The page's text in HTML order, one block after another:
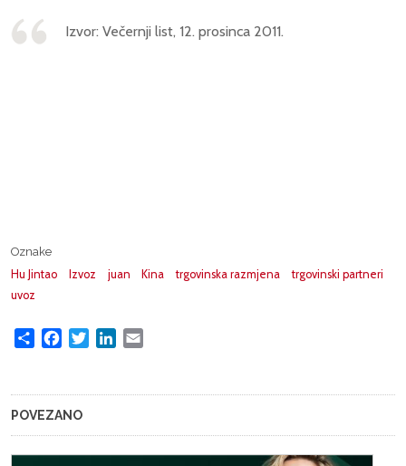
Izvor: Večernji list, 12. prosinca 2011.
Oznake
Hu Jintao
Izvoz juan Kina trgovinska razmjena
trgovinski partneri
uvoz
Share FacebookTwitterLinkedIn
POVEZANO